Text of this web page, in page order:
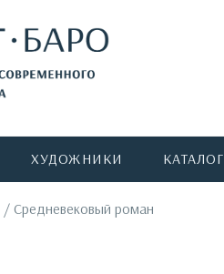
ХУДОЖНИКИ КАТАЛОГ
/ Средневековый роман